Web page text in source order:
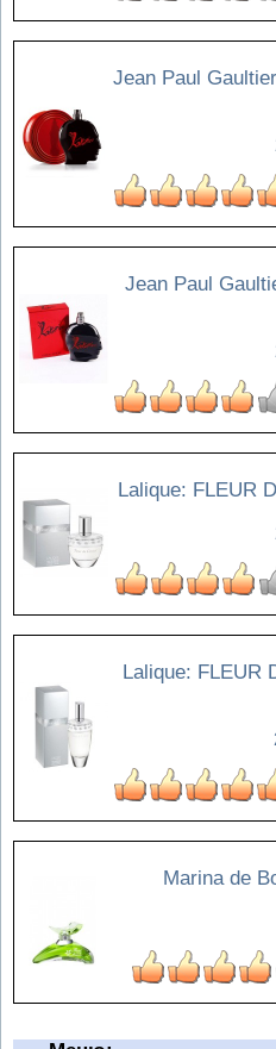
Jean Paul
Jean Paul
Lalique: FLEUR
Lalique: FLEUR
Marina de